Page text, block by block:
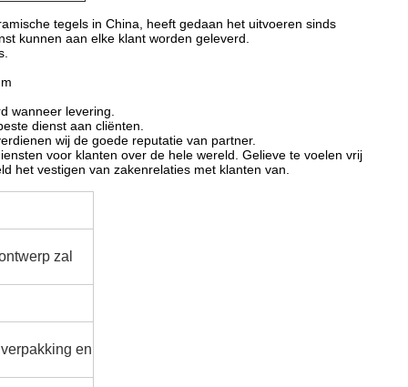
tegels in China, heeft gedaan het uitvoeren sinds
kunnen aan elke klant worden geleverd.
wanneer levering.
dienst aan cliënten.
wij de goede reputatie van partner.
voor klanten over de hele wereld. Gelieve te voelen vrij
het vestigen van zakenrelaties met klanten van.
zal
en